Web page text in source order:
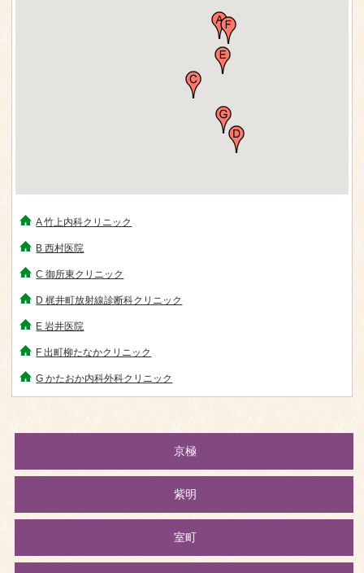
A 竹上内科クリニック
B 西村医院
C 御所東クリニック
D 梶井町放射線診断科クリニック
E 岩井医院
F 出町柳たなかクリニック
G かたおか内科外科クリニック
京極
紫明
室町